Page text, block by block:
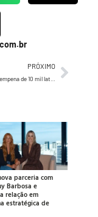
PRÓXIMO
parceria com
Barbosa e
relação em
estratégica de